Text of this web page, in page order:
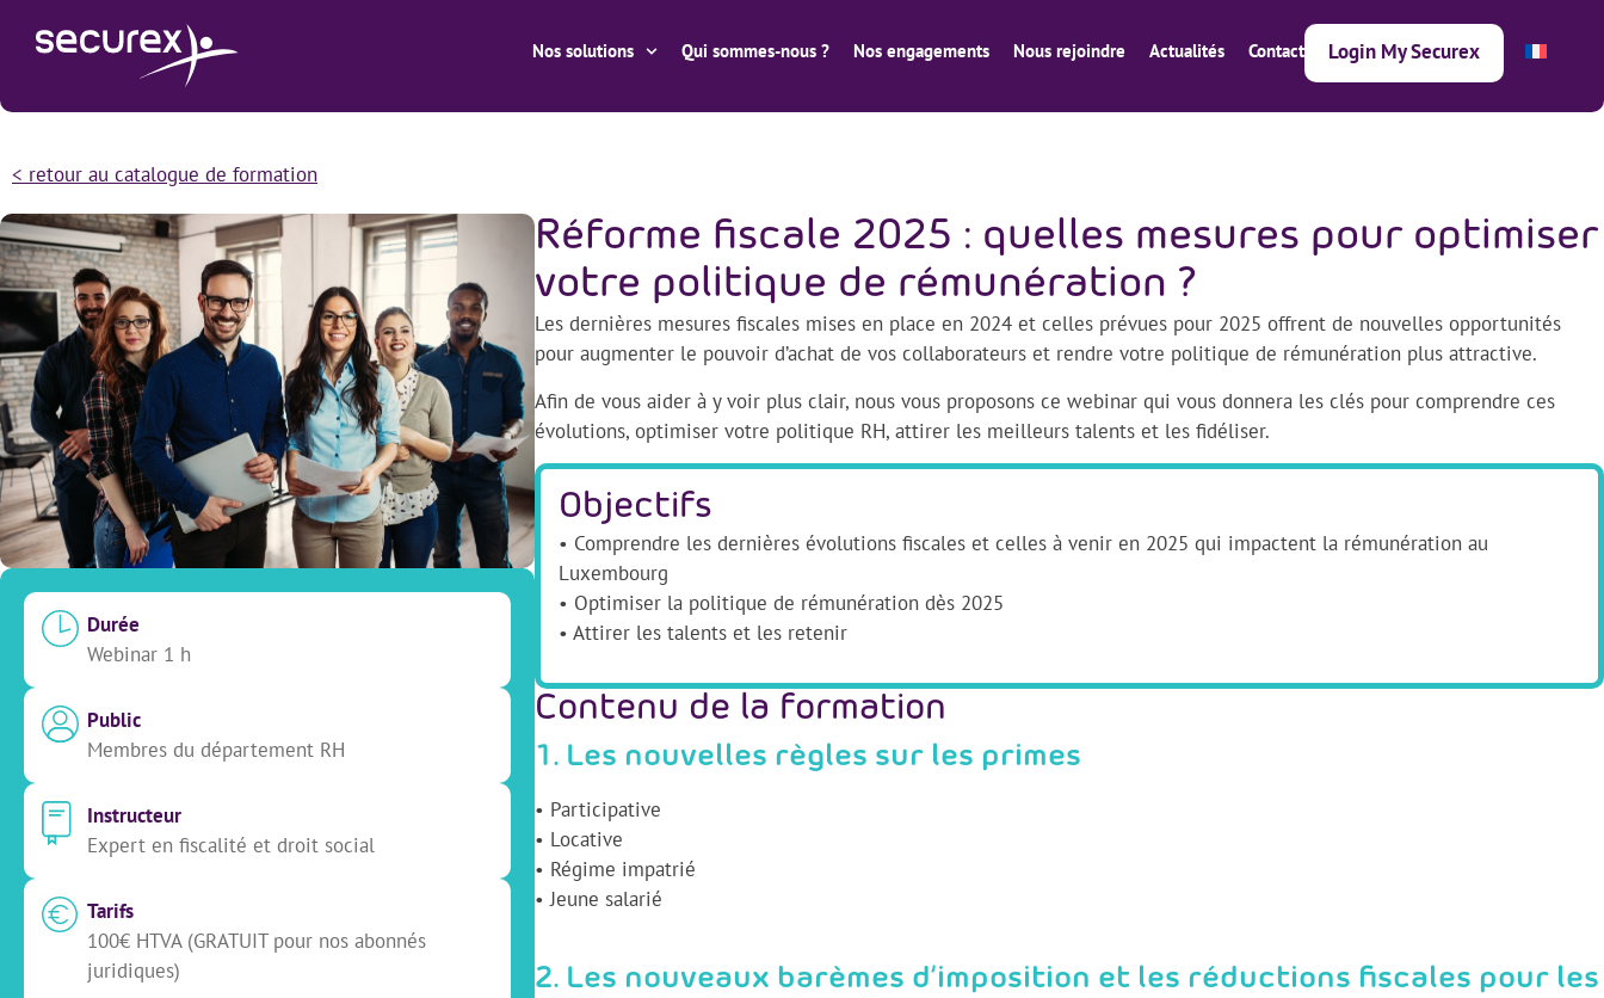
Nos solutions Qui sommes-nous ? Nos engagements Nous rejoindre Actualités Contact Login My Securex
< retour au catalogue de formation
Durée
Webinar 1 h
Public
Membres du département RH
Instructeur
Expert en fiscalité et droit social
Tarifs
100€ HTVA (GRATUIT pour nos abonnés
juridiques)
Réforme fiscale 2025 : quelles mesures pour optimiser
votre politique de rémunération ?
Les dernières mesures fiscales mises en place en 2024 et celles prévues pour 2025 offrent de nouvelles opportunités
pour augmenter le pouvoir d’achat de vos collaborateurs et rendre votre politique de rémunération plus attractive.
Afin de vous aider à y voir plus clair, nous vous proposons ce webinar qui vous donnera les clés pour comprendre ces
évolutions, optimiser votre politique RH, attirer les meilleurs talents et les fidéliser.
Objectifs
• Comprendre les dernières évolutions fiscales et celles à venir en 2025 qui impactent la rémunération au
Luxembourg
• Optimiser la politique de rémunération dès 2025
• Attirer les talents et les retenir
Contenu de la formation
1. Les nouvelles règles sur les primes
• Participative
• Locative
• Régime impatrié
• Jeune salarié
2. Les nouveaux barèmes d’imposition et les réductions fiscales pour les